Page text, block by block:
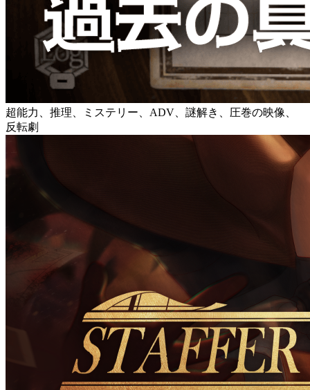
超能力、推理、ミステリー、ADV、謎解き、圧巻の映像、
反転劇